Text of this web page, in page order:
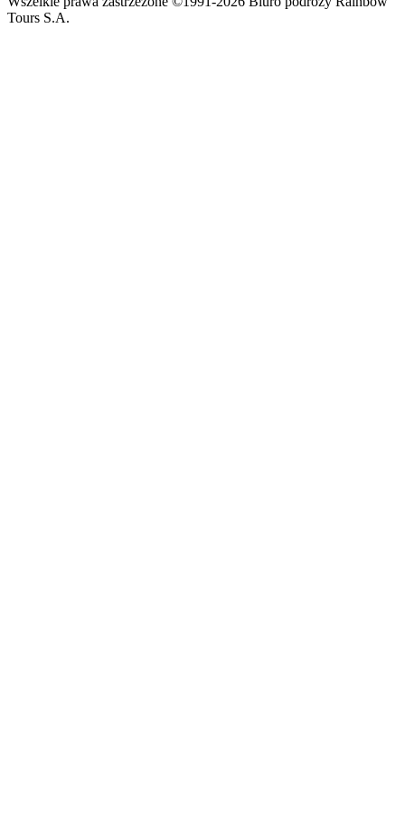
Tours S.A.